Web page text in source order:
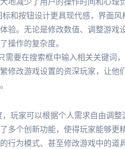
和按钮设计更具现代感，界面风
验。无论是修改数值、调整游戏
操作的复杂度。
需要在搜索框中输入相关关键词
修改游戏设置的资深玩家，让他
玩家可以根据个人需求自由调整
多个创新功能，使得玩家能够更
行为模式、甚至修改游戏中的道